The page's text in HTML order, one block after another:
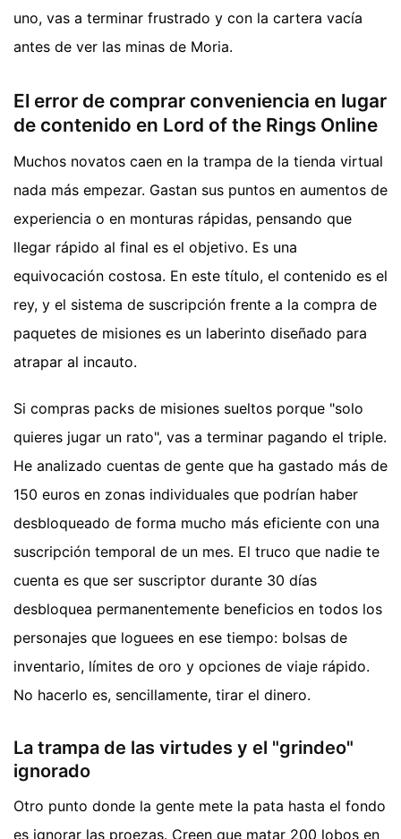
uno, vas a terminar frustrado y con la cartera vacía
antes de ver las minas de Moria.
El error de comprar conveniencia en lugar
de contenido en Lord of the Rings Online
Muchos novatos caen en la trampa de la tienda virtual
nada más empezar. Gastan sus puntos en aumentos de
experiencia o en monturas rápidas, pensando que
llegar rápido al final es el objetivo. Es una
equivocación costosa. En este título, el contenido es el
rey, y el sistema de suscripción frente a la compra de
paquetes de misiones es un laberinto diseñado para
atrapar al incauto.
Si compras packs de misiones sueltos porque "solo
quieres jugar un rato", vas a terminar pagando el triple.
He analizado cuentas de gente que ha gastado más de
150 euros en zonas individuales que podrían haber
desbloqueado de forma mucho más eficiente con una
suscripción temporal de un mes. El truco que nadie te
cuenta es que ser suscriptor durante 30 días
desbloquea permanentemente beneficios en todos los
personajes que loguees en ese tiempo: bolsas de
inventario, límites de oro y opciones de viaje rápido.
No hacerlo es, sencillamente, tirar el dinero.
La trampa de las virtudes y el "grindeo"
ignorado
Otro punto donde la gente mete la pata hasta el fondo
es ignorar las proezas. Creen que matar 200 lobos en